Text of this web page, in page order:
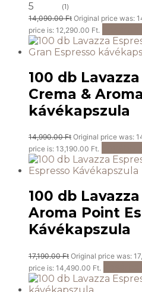
5
(1)
14,090.00Ft Original price was:
price is: 12,290.00 Ft.
100 db
Crema &
kávékapszula
14,990.00Ft Original price was:
price is: 13,190.00 Ft.
100 db
Aroma Point
Kávékapszula
17,190.00Ft Original price was:
price is: 14,490.00 Ft.